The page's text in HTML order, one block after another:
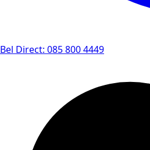
Bel Direct: 085 800 4449